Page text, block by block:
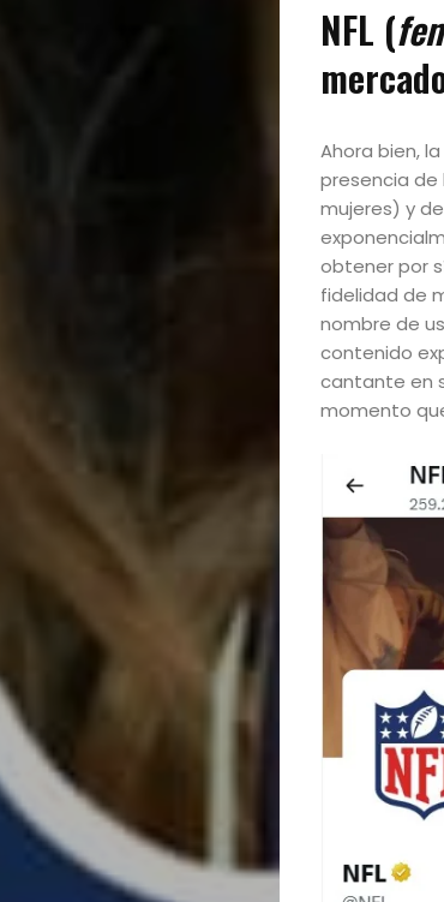
NFL (
Ahora bien,
presencia
mujeres) y
obtener por
fidelidad de
nombre de
contenido
cantante en
momento